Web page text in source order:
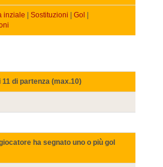
inziale Sostituzioni Gol
di partenza (max.10)
ha segnato uno o più gol